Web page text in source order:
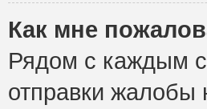
Как мне
Рядом с каждым
отправки жалобы